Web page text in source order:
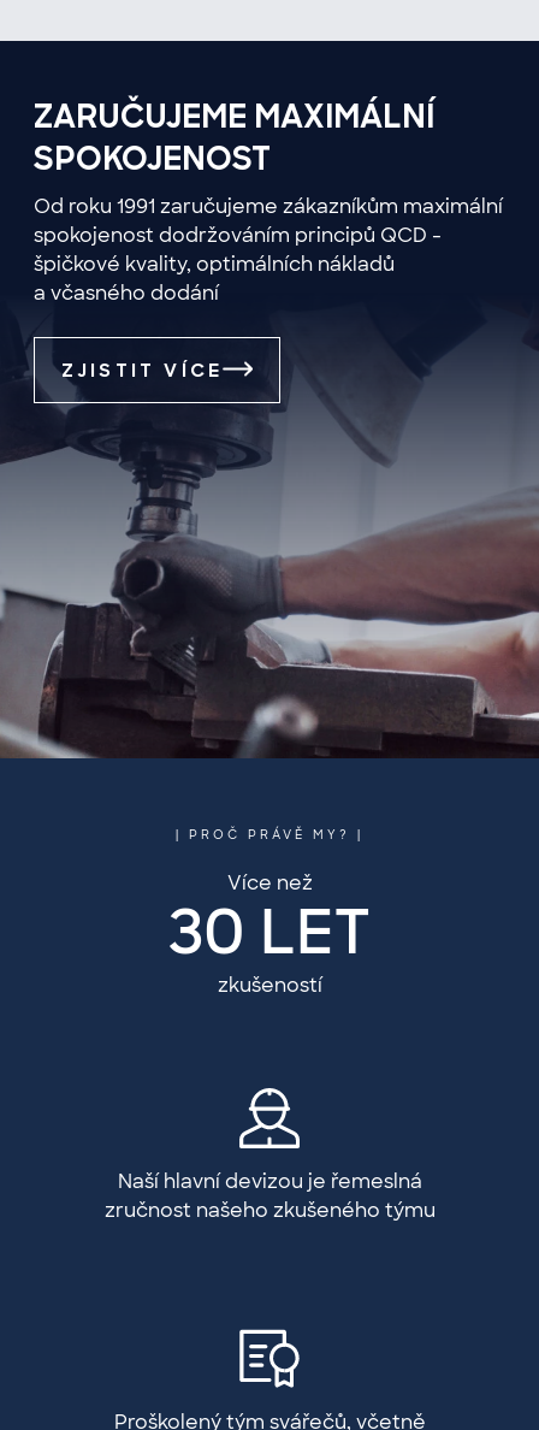
ZARUČUJEME MAXIMÁLNÍ
SPOKOJENOST
Od roku 1991 zaručujeme zákazníkům maximální
spokojenost dodržováním principů QCD -
špičkové kvality, optimálních nákladů
a včasného dodání
ZJISTIT VÍCE
| PROČ PRÁVĚ MY? |
Více než
30 LET
zkušeností
Naší hlavní devizou je řemeslná
zručnost našeho zkušeného týmu
Proškolený tým svářečů, včetně